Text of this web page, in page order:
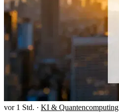
vor 1 Std. · KI & Quantencomputing